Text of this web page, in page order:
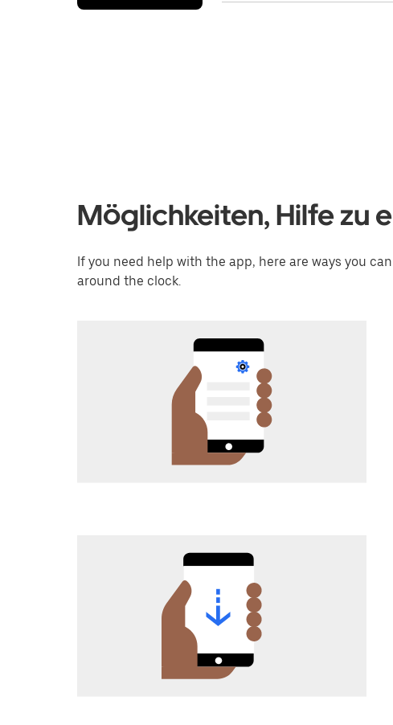
Möglichkeiten, Hilfe zu
If you need help with the app, here are ways you
around the clock.